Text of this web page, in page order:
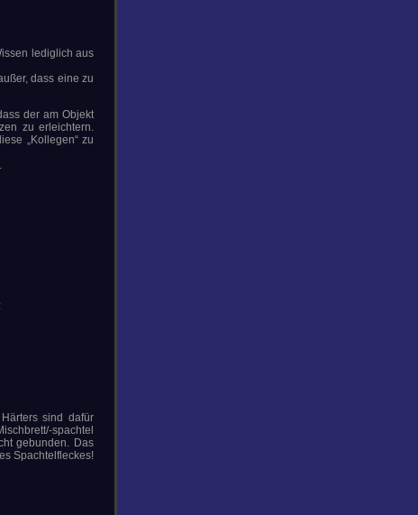
lediglich aus
dass eine zu
der am Objekt
zu erleichtern.
„Kollegen“ zu
sind dafür
spachtel
gebunden. Das
Spachtelfleckes!